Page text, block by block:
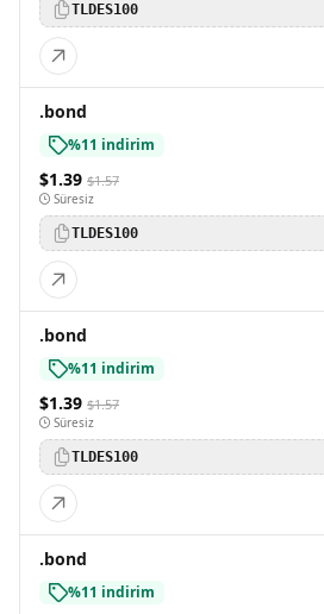
TLDES100
.bond
%11 indirim
$1.39 $1.57
Süresiz
TLDES100
.bond
%11 indirim
$1.39 $1.57
Süresiz
TLDES100
.bond
%11 indirim